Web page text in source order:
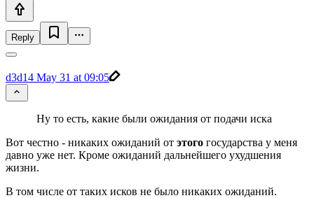
Reply
d3d14 May 31 at 09:05
Ну то есть, какие были ожидания от подачи иска
Вот честно - никаких ожиданий от этого государства у меня
давно уже нет. Кроме ожиданий дальнейшего ухудшения
жизни.
В том числе от таких исков не было никаких ожиданий.